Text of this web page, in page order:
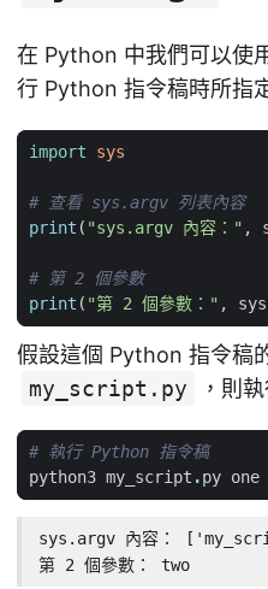
在 Python 中我們可以使
行 Python 指令稿時所指
import sys
# 查看 sys.argv 列表內容
print ( "sys.argv 內容：" ,
# 第 2 個參數
print ( "第 2 個參數：" , sys
假設這個 Python 指令稿
my_script.py
，則
# 執行 Python 指令稿
python3 my_script .py one
sys.argv 內容：
第 2 個參數： two